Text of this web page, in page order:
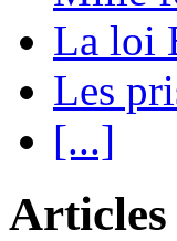
La loi
Les
[...]
Articles